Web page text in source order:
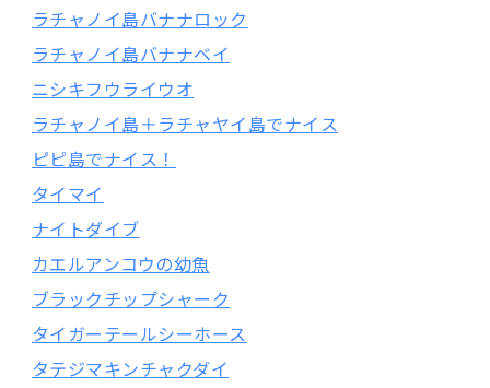
ラチャノイ島バナナロック
ラチャノイ島バナナベイ
ニシキフウライウオ
ラチャノイ島＋ラチャヤイ島でナイス
ピピ島でナイス！
タイマイ
ナイトダイブ
カエルアンコウの幼魚
ブラックチップシャーク
タイガーテールシーホース
タテジマキンチャクダイ